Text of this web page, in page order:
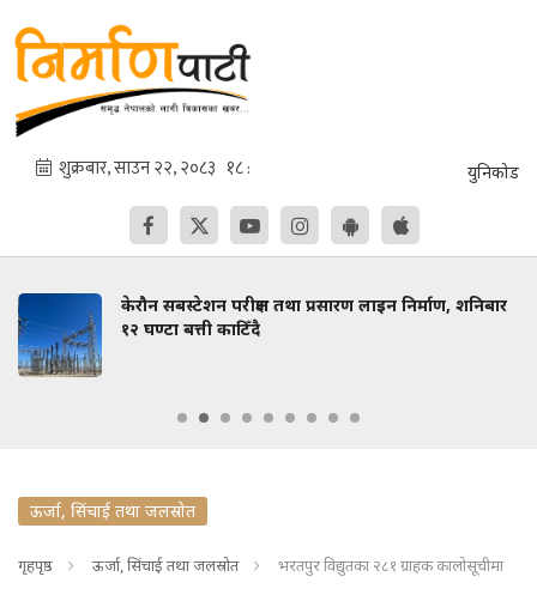
युनिकोड
केरौन सबस्टेशन परीक्षण तथा प्रसारण लाइन निर्माण, शनिबार
१२ घण्टा बत्ती काटिँदै
ऊर्जा, सिंचाई तथा जलस्रोत
गृहपृष्ठ ऊर्जा, सिंचाई तथा जलस्रोत भरतपुर विद्युतका २८१ ग्राहक कालोसूचीमा